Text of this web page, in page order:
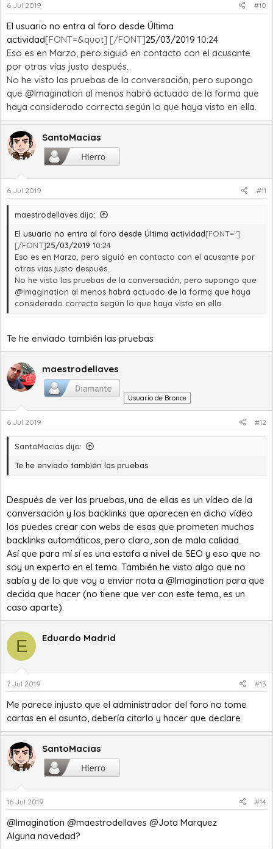
6 Jul 2019 #10
El usuario no entra al foro desde Última
actividad[FONT=&quot] [/FONT]25/03/2019 10:24
Eso es en Marzo, pero siguió en contacto con el acusante
por otras vías justo después.
No he visto las pruebas de la conversación, pero supongo
que @Imagination al menos habrá actuado de la forma que
haya considerado correcta según lo que haya visto en ella.
SantoMacias
6 Jul 2019 #11
maestrodellaves dijo:
El usuario no entra al foro desde Última actividad[FONT="]
[/FONT]25/03/2019 10:24
Eso es en Marzo, pero siguió en contacto con el acusante por
otras vías justo después.
No he visto las pruebas de la conversación, pero supongo que
@Imagination al menos habrá actuado de la forma que haya
considerado correcta según lo que haya visto en ella.
Te he enviado también las pruebas
maestrodellaves
Usuario de Bronce
6 Jul 2019 #12
SantoMacias dijo:
Te he enviado también las pruebas
Después de ver las pruebas, una de ellas es un vídeo de la
conversación y los backlinks que aparecen en dicho vídeo
los puedes crear con webs de esas que prometen muchos
backlinks automáticos, pero claro, son de mala calidad.
Así que para mí sí es una estafa a nivel de SEO y eso que no
soy un experto en el tema. También he visto algo que no
sabía y de lo que voy a enviar nota a @Imagination para que
decida que hacer (no tiene que ver con este tema, es un
caso aparte).
E Eduardo Madrid
7 Jul 2019 #13
Me parece injusto que el administrador del foro no tome
cartas en el asunto, debería citarlo y hacer que declare
SantoMacias
16 Jul 2019 #14
@Imagination @maestrodellaves @Jota Marquez
Alguna novedad?